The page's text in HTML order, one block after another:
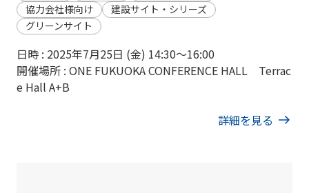
協力会社様向け
建設サイト・シリーズ
グリーンサイト
日時 : 2025年7月25日 (金) 14:30〜16:00
開催場所 : ONE FUKUOKA CONFERENCE HALL Terrac
e Hall A+B
詳細を見る